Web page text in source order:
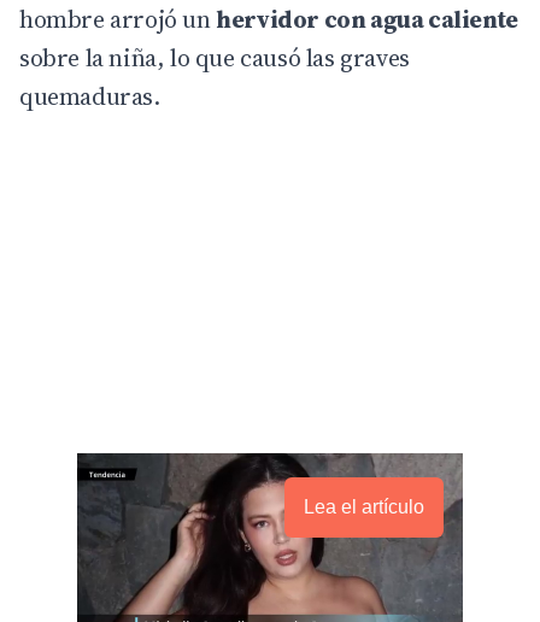
hombre arrojó unhervidor con agua caliente
sobre la niña, lo que causó las graves
quemaduras.
Lea el artículo